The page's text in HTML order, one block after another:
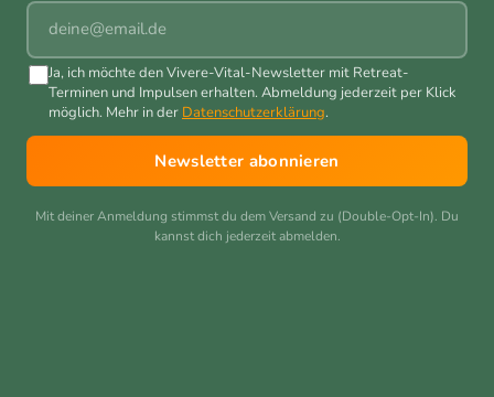
E-Mail
Ja, ich möchte den Vivere-Vital-Newsletter mit Retreat-
Terminen und Impulsen erhalten. Abmeldung jederzeit per Klick
möglich. Mehr in der Datenschutzerklärung.
Newsletter abonnieren
Mit deiner Anmeldung stimmst du dem Versand zu (Double-Opt-In). Du
kannst dich jederzeit abmelden.